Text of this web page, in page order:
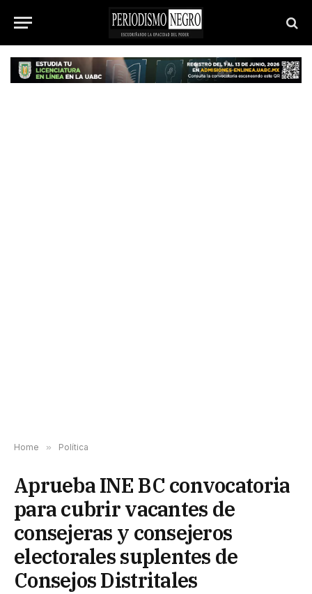
Home » Política
Aprueba INE BC convocatoria
para cubrir vacantes de
consejeras y consejeros
electorales suplentes de
Consejos Distritales